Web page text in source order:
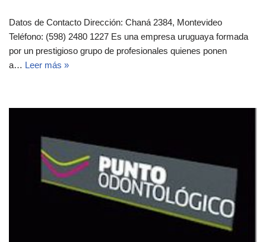
Datos de Contacto Dirección: Chaná 2384, Montevideo
Teléfono: (598) 2480 1227 Es una empresa uruguaya formada
por un prestigioso grupo de profesionales quienes ponen
a… Leer más »